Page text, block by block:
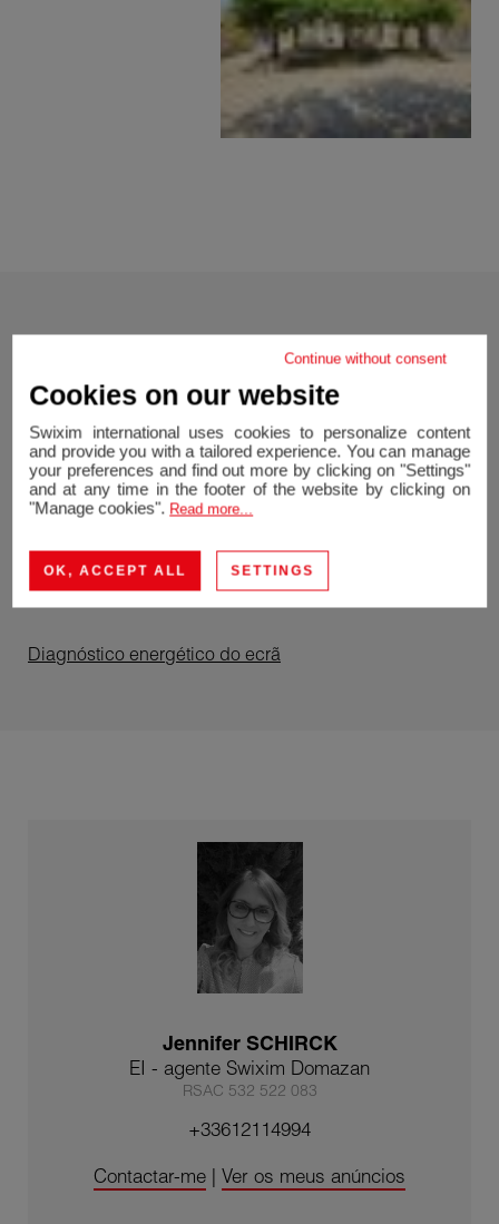
Preço : 445 000 €Taxas de agência a cargo do
vendedor
Diagnóstico energético do ecrã
Jennifer SCHIRCK
EI - agente Swixim Domazan
RSAC 532 522 083
+33612114994
Contactar-me | Ver os meus anúncios
Continue without consent
Cookies on our website
Swixim international uses cookies to personalize content
and provide you with a tailored experience. You can manage
your preferences and find out more by clicking on "Settings"
and at any time in the footer of the website by clicking on
"Manage cookies". Read more...
OK, ACCEPT ALL SETTINGS